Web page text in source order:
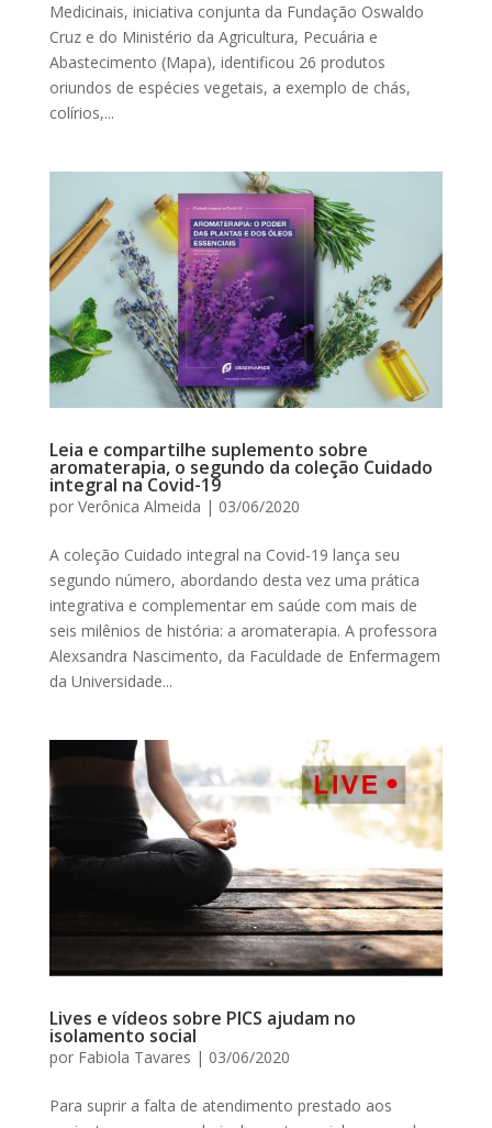
Medicinais, iniciativa conjunta da Fundação Oswaldo
Cruz e do Ministério da Agricultura, Pecuária e
Abastecimento (Mapa), identificou 26 produtos
oriundos de espécies vegetais, a exemplo de chás,
colírios,...
Leia e compartilhe suplemento sobre
aromaterapia, o segundo da coleção Cuidado
integral na Covid-19
por Verônica Almeida | 03/06/2020
A coleção Cuidado integral na Covid-19 lança seu
segundo número, abordando desta vez uma prática
integrativa e complementar em saúde com mais de
seis milênios de história: a aromaterapia. A professora
Alexsandra Nascimento, da Faculdade de Enfermagem
da Universidade...
Lives e vídeos sobre PICS ajudam no
isolamento social
por Fabiola Tavares | 03/06/2020
Para suprir a falta de atendimento prestado aos